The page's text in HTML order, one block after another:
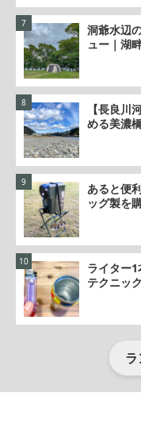
洞爺水辺
ュー｜湖
【長良川
める美濃
あると便
ッグ製を
ライター
テクニッ